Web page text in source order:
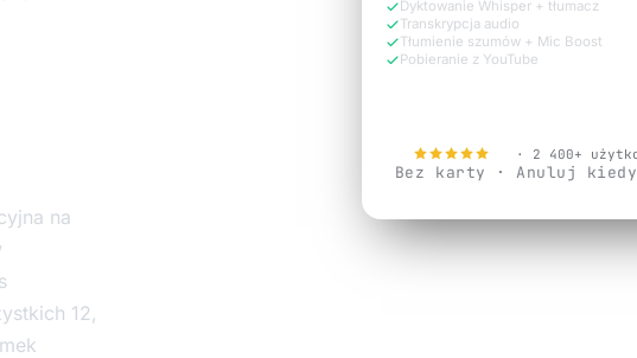
na
12,
Dyktowanie Whisper + tłumacz
Transkrypcja audio
Tłumienie szumów + Mic Boost
Pobieranie z YouTube
· 2 400+
Bez karty · Anuluj